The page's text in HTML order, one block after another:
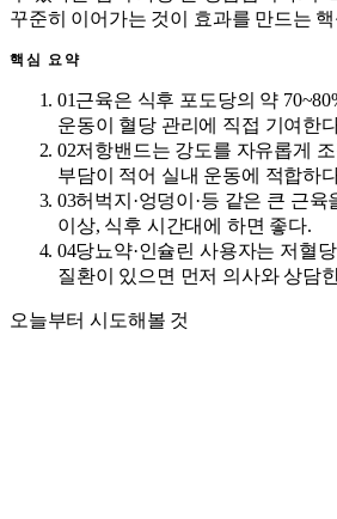
꾸준히 이어가는 것이 효과를 만드는
핵심 요약
01근육은 식후 포도당의 약
운동이 혈당 관리에 직접 기여한
02저항밴드는 강도를 자유롭게
부담이 적어 실내 운동에 적합하
03허벅지·엉덩이·등 같은 큰 근육
이상, 식후 시간대에 하면 좋다.
04당뇨약·인슐린 사용자는 저혈
질환이 있으면 먼저 의사와 상담
오늘부터 시도해볼 것